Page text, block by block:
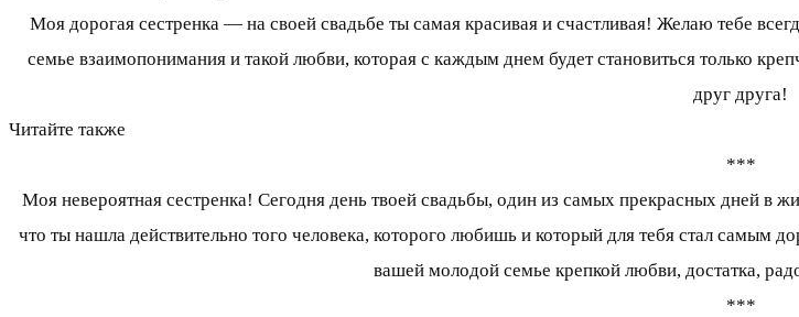
Моя дорогая сестренка — на своей свадьбе ты самая красивая и счастливая! Желаю тебе
семье взаимопонимания и такой любви, которая с каждым днем будет становиться только
друг друга!
Читайте также
***
Моя невероятная сестренка! Сегодня день твоей свадьбы, один из самых прекрасных дней в
что ты нашла действительно того человека, которого любишь и который для тебя стал
вашей молодой семье крепкой любви, достатка,
***